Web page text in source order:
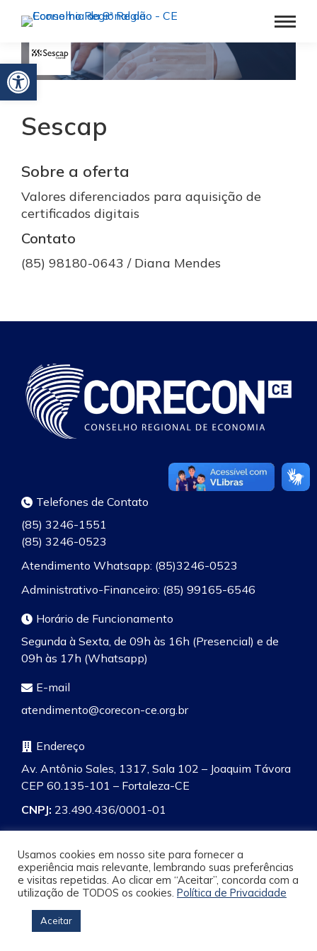
Barra de Ferramentas Aberta
Sescap
Sobre a oferta
Valores diferenciados para aquisição de
certificados digitais
Contato
(85) 98180-0643 / Diana Mendes
Telefones de Contato
(85) 3246-1551
(85) 3246-0523
Atendimento Whatsapp: (85)3246-0523
Administrativo-Financeiro: (85) 99165-6546
Horário de Funcionamento
Segunda à Sexta, de 09h às 16h (Presencial) e de
09h às 17h (Whatsapp)
E-mail
atendimento@corecon-ce.org.br
Endereço
Av. Antônio Sales, 1317, Sala 102 – Joaquim Távora
CEP 60.135-101 – Fortaleza-CE
CNPJ: 23.490.436/0001-01
Pesquisa
Usamos cookies em nosso site para fornecer a
experiência mais relevante, lembrando suas preferências
e visitas repetidas. Ao clicar em “Aceitar”, concorda com a
utilização de TODOS os cookies. Política de Privacidade
Aceitar